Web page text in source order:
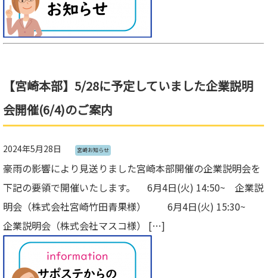
【宮崎本部】5/28に予定していました企業説明
会開催(6/4)のご案内
2024年5月28日 宮崎お知らせ
豪雨の影響により見送りました宮崎本部開催の企業説明会を
下記の要領で開催いたします。 6月4日(火) 14:50~ 企業説
明会（株式会社宮崎竹田青果様） 6月4日(火) 15:30~
企業説明会（株式会社マスコ様） […]